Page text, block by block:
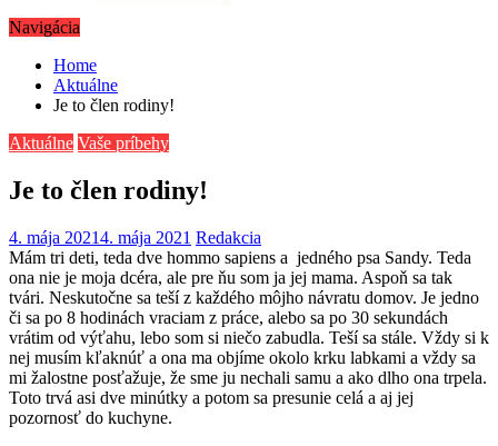
Navigácia
Home
Aktuálne
Je to člen rodiny!
Aktuálne Vaše príbehy
Je to člen rodiny!
4. mája 20214. mája 2021 Redakcia
Mám tri deti, teda dve hommo sapiens a jedného psa Sandy. Teda
ona nie je moja dcéra, ale pre ňu som ja jej mama. Aspoň sa tak
tvári. Neskutočne sa teší z každého môjho návratu domov. Je jedno
či sa po 8 hodinách vraciam z práce, alebo sa po 30 sekundách
vrátim od výťahu, lebo som si niečo zabudla. Teší sa stále. Vždy si k
nej musím kľaknúť a ona ma objíme okolo krku labkami a vždy sa
mi žalostne posťažuje, že sme ju nechali samu a ako dlho ona trpela.
Toto trvá asi dve minútky a potom sa presunie celá a aj jej
pozornosť do kuchyne.